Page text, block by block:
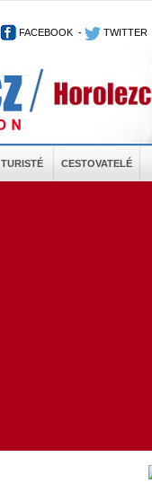
FACEBOOK - TWITTER
TURISTÉ CESTOVATELÉ